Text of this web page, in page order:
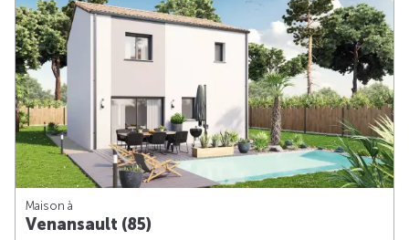
Maison à
Venansault (85)